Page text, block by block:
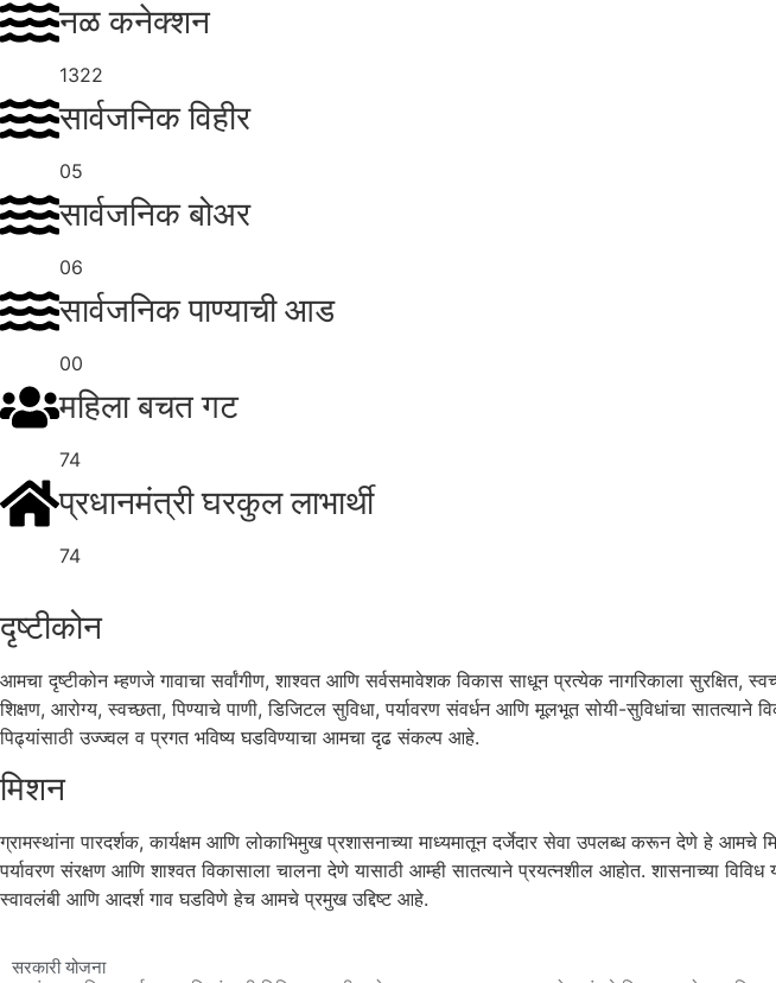
नळ कनेक्शन
1322
सार्वजनिक विहीर
05
सार्वजनिक बोअर
06
सार्वजनिक पाण्याची आड
00
महिला बचत गट
74
प्रधानमंत्री घरकुल लाभार्थी
74
दृष्टीकोन
आमचा दृष्टीकोन म्हणजे गावाचा सर्वांगीण, शाश्वत आणि सर्वसमावेशक विकास साधून प्रत्येक नागरिकाला
शिक्षण, आरोग्य, स्वच्छता, पिण्याचे पाणी, डिजिटल सुविधा, पर्यावरण संवर्धन आणि मूलभूत सोयी-सुविधांचा
पिढ्यांसाठी उज्ज्वल व प्रगत भविष्य घडविण्याचा आमचा दृढ संकल्प आहे.
मिशन
ग्रामस्थांना पारदर्शक, कार्यक्षम आणि लोकाभिमुख प्रशासनाच्या माध्यमातून दर्जेदार सेवा उपलब्ध करून देणे हे
पर्यावरण संरक्षण आणि शाश्वत विकासाला चालना देणे यासाठी आम्ही सातत्याने प्रयत्नशील आहोत. शासनाच्या
स्वावलंबी आणि आदर्श गाव घडविणे हेच आमचे प्रमुख उद्दिष्ट आहे.
सरकारी योजना